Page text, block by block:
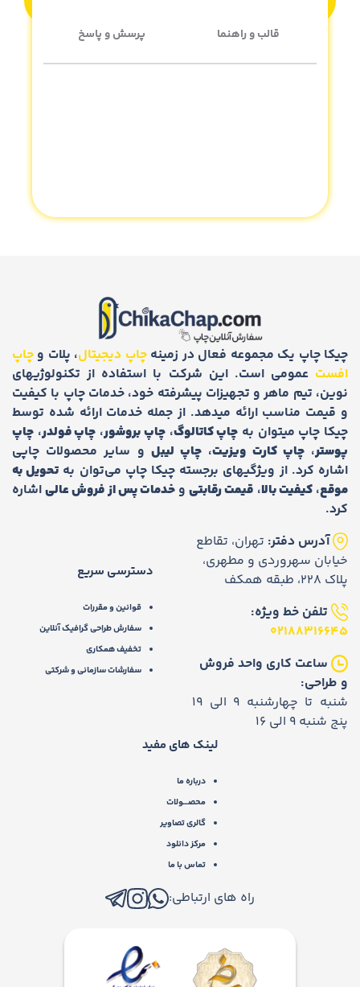
قالب و راهنما پرسش و پاسخ
چیکا چاپ یک مجموعه فعال در زمینهچاپ دیجیتال، پلات و چاپ
افست عمومی است. این شرکت با استفاده از تکنولوژیهای
نوین، تیم ماهر و تجهیزات پیشرفته خود، خدمات چاپ با کیفیت
و قیمت مناسب ارائه میدهد. از جمله خدمات ارائه شده توسط
چیکا چاپ میتوان به چاپ کاتالوگ،چاپ بروشور، چاپ فولدر، چاپ
پوستر،چاپ کارت ویزیت، چاپ لیبل و سایر محصولات چاپی
اشاره کرد. از ویژگیهای برجسته چیکا چاپ می‌توان به تحویل به
موقع،کیفیت بالا، قیمت رقابتیوخدمات پس از فروش عالیاشاره
کرد.
آدرس دفتر: تهران، تقاطع
خیابان سهروردی و مطهری،
پلاک 228، طبقه همکف
تلفن خط ویژه:
02188316645
ساعت کاری واحد فروش
و طراحی:
شنبه تا چهارشنبه 9 الی 19
پنج شنبه 9 الی 16
دسترسی سریع
قوانین و مقررات
سفارش طراحی گرافیک آنلاین
تخفیف همکاری
سفارشات سازمانی و شرکتی
لینک های مفید
درباره ما
محصـــولات
گالری تصاویر
مرکز دانلود
تماس با ما
راه های ارتباطی: